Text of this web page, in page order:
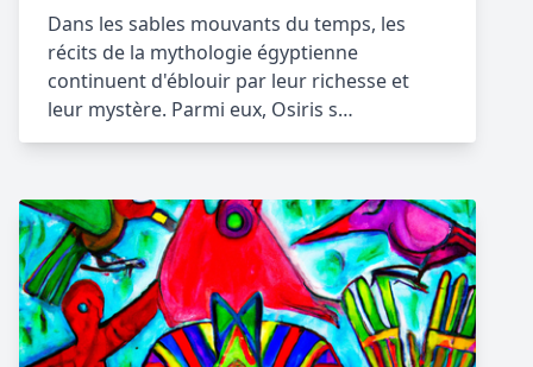
Dans les sables mouvants du temps, les
récits de la mythologie égyptienne
continuent d'éblouir par leur richesse et
leur mystère. Parmi eux, Osiris s…